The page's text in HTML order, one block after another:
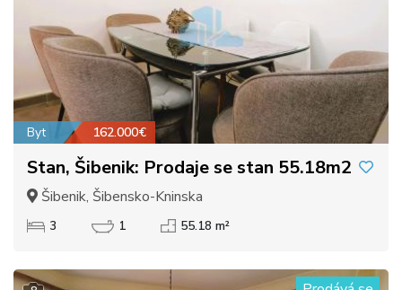
Byt 162.000€
Stan, Šibenik: Prodaje se stan 55.18m2
Šibenik, Šibensko-Kninska
3 1 55.18 m²